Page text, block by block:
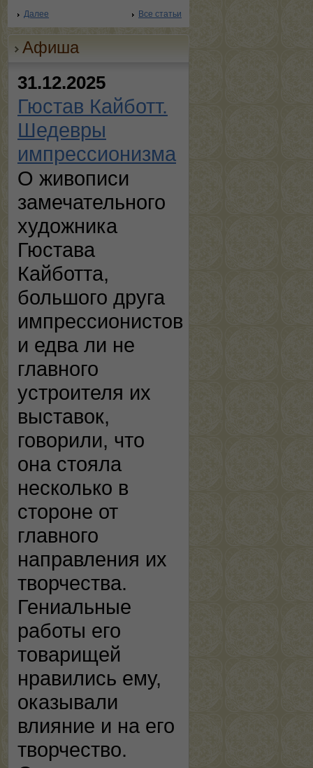
Далее Все статьи
Афиша
31.12.2025
Гюстав Кайботт.
Шедевры
импрессионизма
О живописи
замечательного
художника
Гюстава
Кайботта,
большого друга
импрессионистов
и едва ли не
главного
устроителя их
выставок,
говорили, что
она стояла
несколько в
стороне от
главного
направления их
творчества.
Гениальные
работы его
товарищей
нравились ему,
оказывали
влияние и на его
творчество.